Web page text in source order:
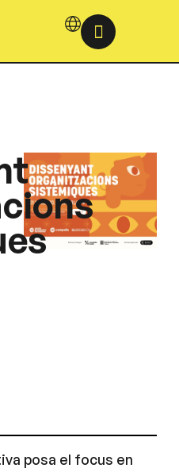
posa el focus en